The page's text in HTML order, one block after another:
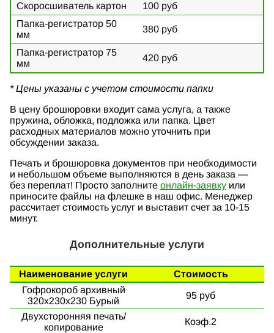
Скоросшиватель картон
100 руб
Папка-регистратор 50
мм
380 руб
Папка-регистратор 75
мм
420 руб
* Цены указаны с учетом стоимости папки
В цену брошюровки входит сама услуга, а также
пружина, обложка, подложка или папка. Цвет
расходных материалов можно уточнить при
обсуждении заказа.
Печать и брошюровка документов при необходимости
и небольшом объеме выполняются в день заказа —
без переплат! Просто заполните онлайн-заявку или
приносите файлы на флешке в наш офис. Менеджер
рассчитает стоимость услуг и выставит счет за 10-15
минут.
Дополнительные услуги
Наименование услуги
Стоимость
Гофрокороб архивный
320х230х230 Бурый
95 руб
Двухсторонняя печать/
копирование
Коэф.2